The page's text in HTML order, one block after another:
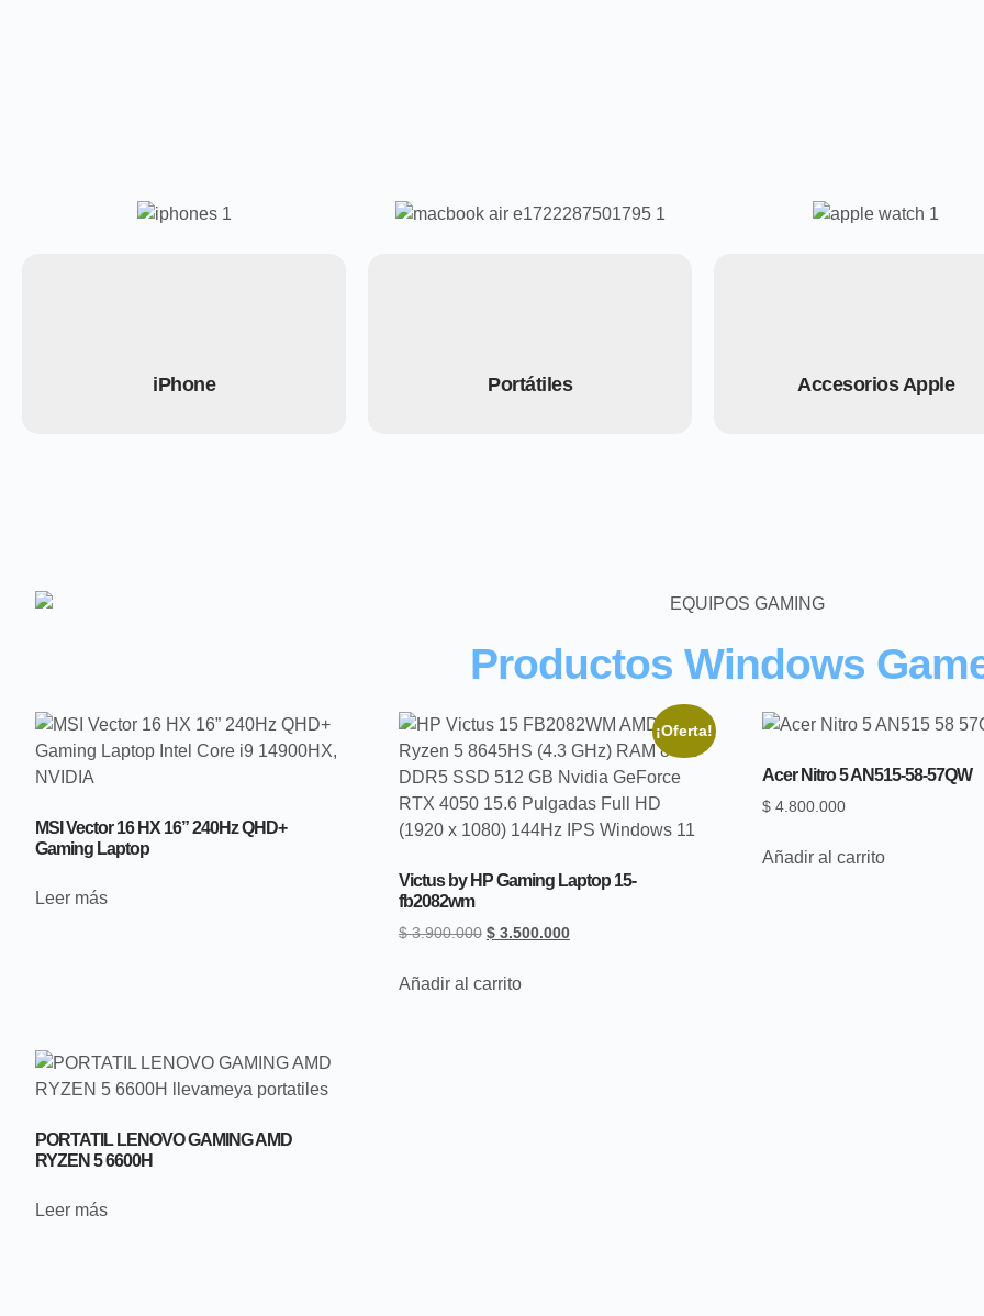
iPhone Portátiles Accesorios Apple
Productos Windows
MSI Vector 16 HX 16” 240Hz QHD+
Gaming Laptop
Leer más
¡Oferta!
Victus by HP Gaming Laptop 15-
fb2082wm
$3.900.000 $3.500.000
Añadir al carrito
Acer Nitro 5 AN515-58-57QW
$4.800.000
Añadir al carrito
PORTATIL LENOVO GAMING AMD
RYZEN 5 6600H
Leer más